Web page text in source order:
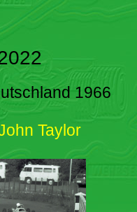
1966
Taylor